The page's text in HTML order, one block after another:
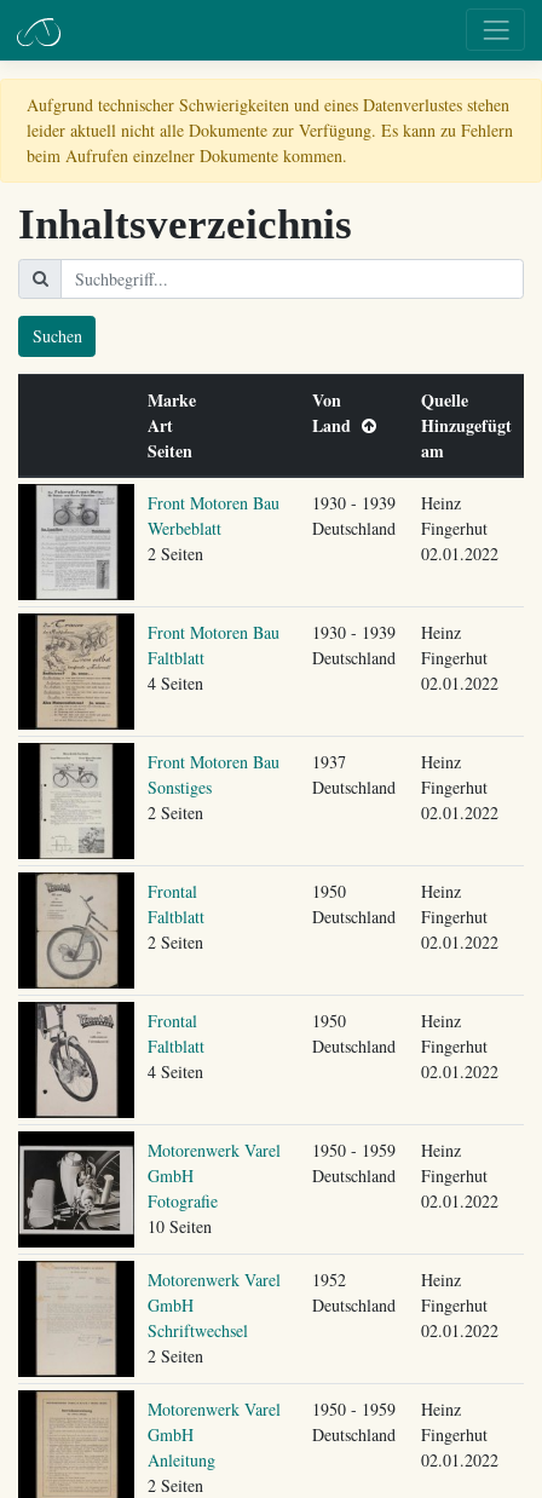
Aufgrund technischer Schwierigkeiten und eines Datenverlustes stehen
leider aktuell nicht alle Dokumente zur Verfügung. Es kann zu Fehlern
beim Aufrufen einzelner Dokumente kommen.
Inhaltsverzeichnis
Suchen
Marke
Art
Seiten
Von
Land
Quelle
Hinzugefügt
am
Front Motoren Bau
Werbeblatt
2 Seiten
1930 - 1939
Deutschland
Heinz
Fingerhut
02.01.2022
Front Motoren Bau
Faltblatt
4 Seiten
1930 - 1939
Deutschland
Heinz
Fingerhut
02.01.2022
Front Motoren Bau
Sonstiges
2 Seiten
1937
Deutschland
Heinz
Fingerhut
02.01.2022
Frontal
Faltblatt
2 Seiten
1950
Deutschland
Heinz
Fingerhut
02.01.2022
Frontal
Faltblatt
4 Seiten
1950
Deutschland
Heinz
Fingerhut
02.01.2022
Motorenwerk Varel
GmbH
Fotografie
10 Seiten
1950 - 1959
Deutschland
Heinz
Fingerhut
02.01.2022
Motorenwerk Varel
GmbH
Schriftwechsel
2 Seiten
1952
Deutschland
Heinz
Fingerhut
02.01.2022
Motorenwerk Varel
GmbH
Anleitung
2 Seiten
1950 - 1959
Deutschland
Heinz
Fingerhut
02.01.2022